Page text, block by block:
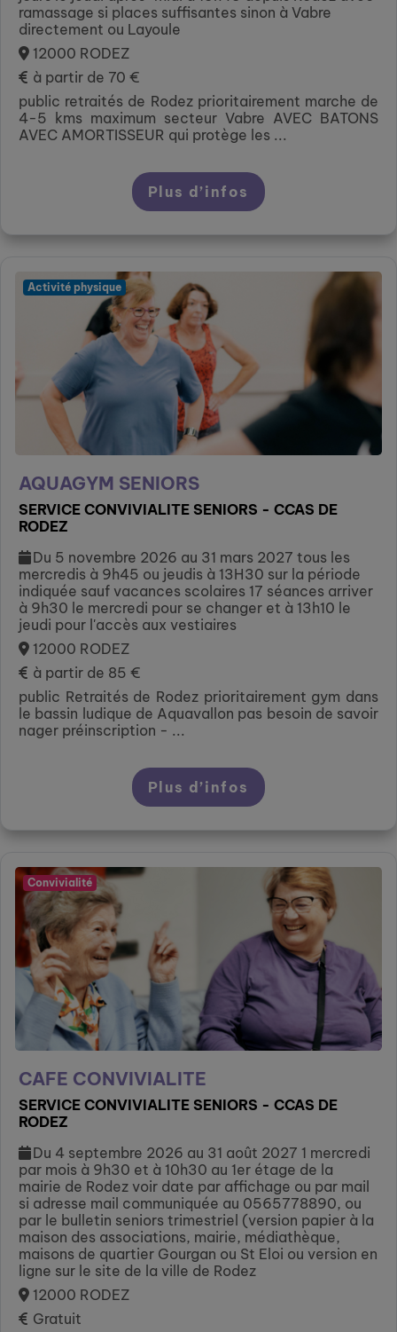
ramassage si places suffisantes sinon à Vabre
directement ou Layoule
12000 RODEZ
à partir de 70 €
public retraités de Rodez prioritairement marche de
4-5 kms maximum secteur Vabre AVEC BATONS
AVEC AMORTISSEUR qui protège les ...
Plus d’infos
Activité physique
AQUAGYM SENIORS
SERVICE CONVIVIALITE SENIORS - CCAS DE
RODEZ
Du 5 novembre 2026 au 31 mars 2027 tous les
mercredis à 9h45 ou jeudis à 13H30 sur la période
indiquée sauf vacances scolaires 17 séances arriver
à 9h30 le mercredi pour se changer et à 13h10 le
jeudi pour l'accès aux vestiaires
12000 RODEZ
à partir de 85 €
public Retraités de Rodez prioritairement gym dans
le bassin ludique de Aquavallon pas besoin de savoir
nager préinscription - ...
Plus d’infos
Convivialité
CAFE CONVIVIALITE
SERVICE CONVIVIALITE SENIORS - CCAS DE
RODEZ
Du 4 septembre 2026 au 31 août 2027 1 mercredi
par mois à 9h30 et à 10h30 au 1er étage de la
mairie de Rodez voir date par affichage ou par mail
si adresse mail communiquée au 0565778890, ou
par le bulletin seniors trimestriel (version papier à la
maison des associations, mairie, médiathèque,
maisons de quartier Gourgan ou St Eloi ou version en
ligne sur le site de la ville de Rodez
12000 RODEZ
Gratuit